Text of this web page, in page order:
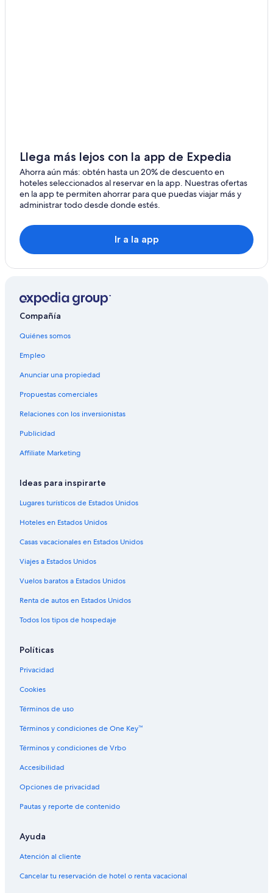
Hoteles en Partido de Chivilcoy
Hoteles 5 estrellas en Lobos
B&B en Lobos
Hoteles con spa en Lobos
Hoteles para ir de compras en Lobos
Hoteles con alberca en Lobos
Hoteles en Lobos
Llega más lejos con la app de Expedia
Ahorra aún más: obtén hasta un 20% de descuento en
hoteles seleccionados al reservar en la app. Nuestras ofertas
en la app te permiten ahorrar para que puedas viajar más y
administrar todo desde donde estés.
Ir a la app
Compañía
Quiénes somos
Empleo
Anunciar una propiedad
Propuestas comerciales
Relaciones con los inversionistas
Publicidad
Affiliate Marketing
Ideas para inspirarte
Lugares turísticos de Estados Unidos
Hoteles en Estados Unidos
Casas vacacionales en Estados Unidos
Viajes a Estados Unidos
Vuelos baratos a Estados Unidos
Renta de autos en Estados Unidos
Todos los tipos de hospedaje
Políticas
Privacidad
Cookies
Términos de uso
Términos y condiciones de One Key™
Términos y condiciones de Vrbo
Accesibilidad
Opciones de privacidad
Pautas y reporte de contenido
Ayuda
Atención al cliente
Cancelar tu reservación de hotel o renta vacacional